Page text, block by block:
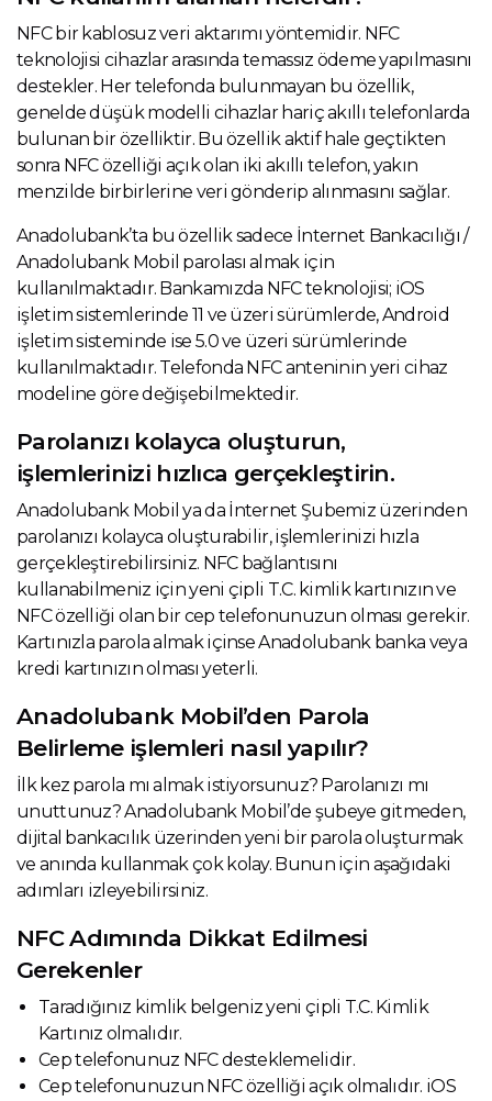
NFC bir kablosuz veri aktarımı yöntemidir. NFC
teknolojisi cihazlar arasında temassız ödeme yapılmasını
destekler. Her telefonda bulunmayan bu özellik,
genelde düşük modelli cihazlar hariç akıllı telefonlarda
bulunan bir özelliktir. Bu özellik aktif hale geçtikten
sonra NFC özelliği açık olan iki akıllı telefon, yakın
menzilde birbirlerine veri gönderip alınmasını sağlar.
Anadolubank’ta bu özellik sadece İnternet Bankacılığı /
Anadolubank Mobil parolası almak için
kullanılmaktadır. Bankamızda NFC teknolojisi; iOS
işletim sistemlerinde 11 ve üzeri sürümlerde, Android
işletim sisteminde ise 5.0 ve üzeri sürümlerinde
kullanılmaktadır. Telefonda NFC anteninin yeri cihaz
modeline göre değişebilmektedir.
Parolanızı kolayca oluşturun,
işlemlerinizi hızlıca gerçekleştirin.
Anadolubank Mobil ya da İnternet Şubemiz üzerinden
parolanızı kolayca oluşturabilir, işlemlerinizi hızla
gerçekleştirebilirsiniz. NFC bağlantısını
kullanabilmeniz için yeni çipli T.C. kimlik kartınızın ve
NFC özelliği olan bir cep telefonunuzun olması gerekir.
Kartınızla parola almak içinse Anadolubank banka veya
kredi kartınızın olması yeterli.
Anadolubank Mobil’den Parola
Belirleme işlemleri nasıl yapılır?
İlk kez parola mı almak istiyorsunuz? Parolanızı mı
unuttunuz? Anadolubank Mobil’de şubeye gitmeden,
dijital bankacılık üzerinden yeni bir parola oluşturmak
ve anında kullanmak çok kolay. Bunun için aşağıdaki
adımları izleyebilirsiniz.
NFC Adımında Dikkat Edilmesi
Gerekenler
Taradığınız kimlik belgeniz yeni çipli T.C. Kimlik
Kartınız olmalıdır.
Cep telefonunuz NFC desteklemelidir.
Cep telefonunuzun NFC özelliği açık olmalıdır. iOS